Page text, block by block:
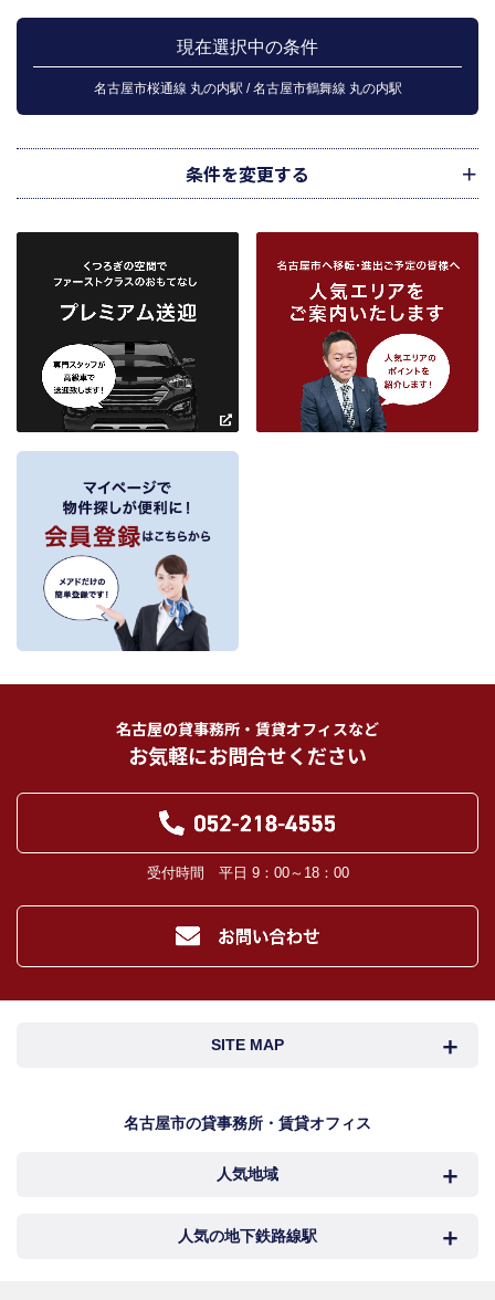
現在選択中の条件
名古屋市桜通線 丸の内駅 / 名古屋市鶴舞線 丸の内駅
条件を変更する
市区町村 地図
から検索
名古屋市鶴舞線 丸の内駅
フリーワード検索
名古屋の貸事務所・賃貸オフィスなど
お気軽にお問合せください
受付時間 平日 9：00～18：00
SITE MAP
名古屋市近郊検索
地図検索
NEWS
名古屋市の貸事務所・賃貸オフィス
人気地域
人気の地下鉄路線駅